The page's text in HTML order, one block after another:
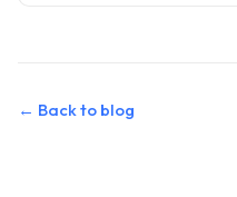
← Back to blog